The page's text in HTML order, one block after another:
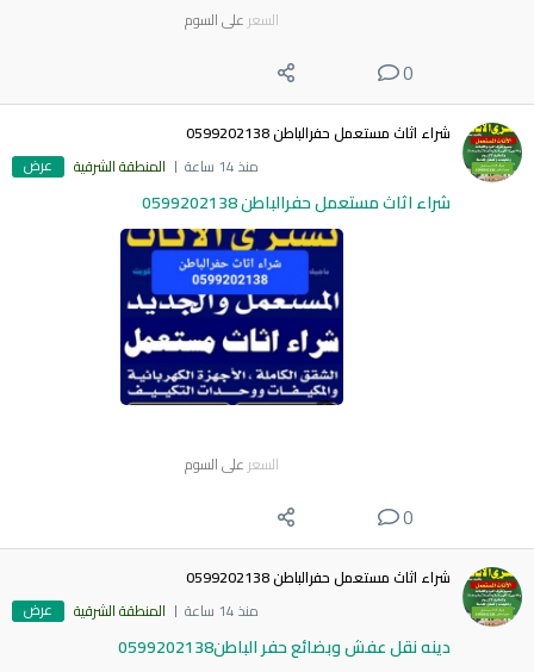
السعر على السوم
0
شراء اثاث مستعمل حفرالباطن 0599202138
منذ 14 ساعة
المنطقة الشرقية عرض
شراء اثاث مستعمل حفرالباطن 0599202138
السعر على السوم
0
شراء اثاث مستعمل حفرالباطن 0599202138
منذ 14 ساعة
المنطقة الشرقية عرض
دينه نقل عفش وبضائع حفر الباطن0599202138